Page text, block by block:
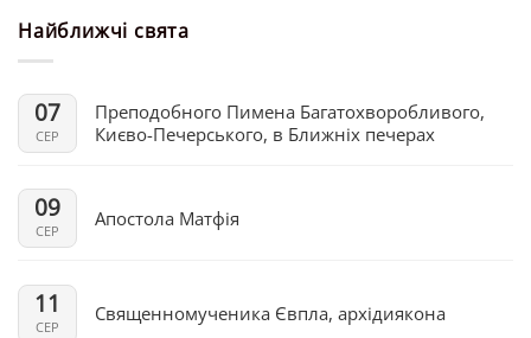
Найближчі свята
07
СЕР
Преподобного Пимена Багатохворобливого,
Києво-Печерського, в Ближніх печерах
09
СЕР
Апостола Матфія
11
СЕР
Священномученика Євпла, архідиякона